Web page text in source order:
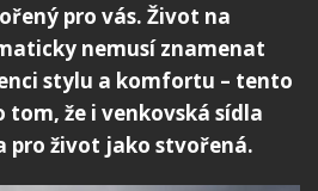
pro vás. Život na
nemusí znamenat
stylu a komfortu – tento
tom, že i venkovská sídla
pro život jako stvořená.